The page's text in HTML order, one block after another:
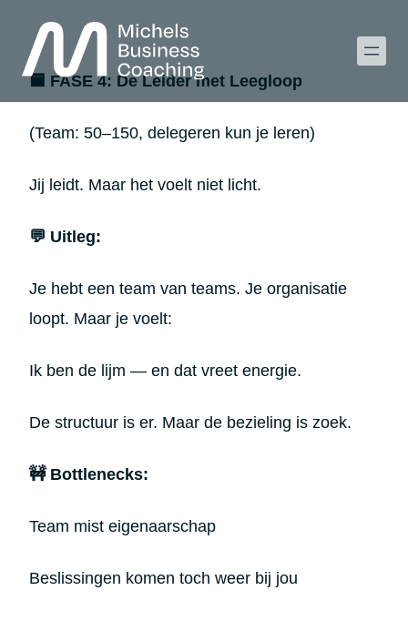
🟦 FASE 4: De Leider met Leegloop
(Team: 50–150, delegeren kun je leren)
Jij leidt. Maar het voelt niet licht.
💬 Uitleg:
Je hebt een team van teams. Je organisatie
loopt. Maar je voelt:
Ik ben de lijm — en dat vreet energie.
De structuur is er. Maar de bezieling is zoek.
🚧 Bottlenecks:
Team mist eigenaarschap
Beslissingen komen toch weer bij jou